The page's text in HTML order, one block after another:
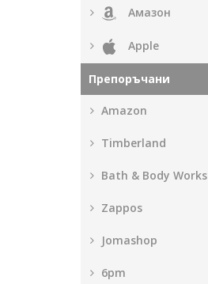
Амазон
Apple
Препоръчани
Amazon
Timberland
Bath & Body Works
Zappos
Jomashop
6pm